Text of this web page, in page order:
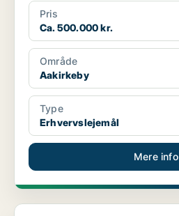
Pris
Ca. 500.000 kr.
Område
Aakirkeby
Type
Erhvervslejemål
Mere info
Boligudlejningsejendom i Rønne